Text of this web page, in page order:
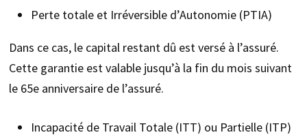
Perte totale et Irréversible d’Autonomie (PTIA)
Dans ce cas, le capital restant dû est versé à l’assuré.
Cette garantie est valable jusqu’à la fin du mois suivant
le 65e anniversaire de l’assuré.
Incapacité de Travail Totale (ITT) ou Partielle (ITP)